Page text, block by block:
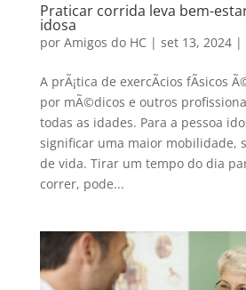
Praticar corrida leva bem-
idosa
por Amigos do HC | set 13, 2024|
A prÃ¡tica de exercÃ­cios fÃ­sicos
por mÃ©dicos e outros
todas as idades. Para a pessoa
significar uma maior mobilidade,
de vida. Tirar um tempo do dia
correr, pode...